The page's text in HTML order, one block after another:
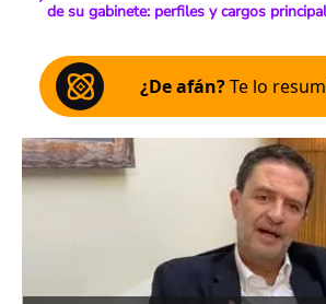
de su gabinete: perfiles y cargos
¿De afán?Te lo